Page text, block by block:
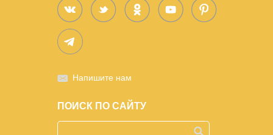
Напишите нам
ПОИСК ПО САЙТУ